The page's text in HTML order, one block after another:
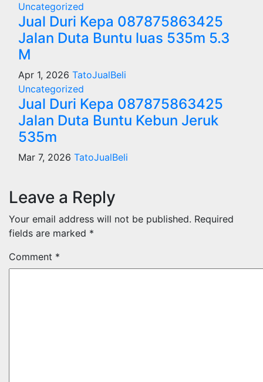
Uncategorized
Jual Duri Kepa 087875863425
Jalan Duta Buntu luas 535m 5.3
M
Apr 1, 2026 TatoJualBeli
Uncategorized
Jual Duri Kepa 087875863425
Jalan Duta Buntu Kebun Jeruk
535m
Mar 7, 2026 TatoJualBeli
Leave a Reply
Your email address will not be published. Required
fields are marked *
Comment *